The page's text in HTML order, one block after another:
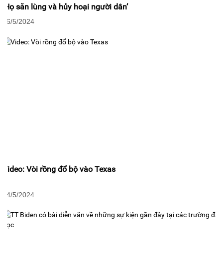
‘Họ săn lùng và hủy hoại người dân’
06/5/2024
Video: Vòi rồng đổ bộ vào Texas
04/5/2024